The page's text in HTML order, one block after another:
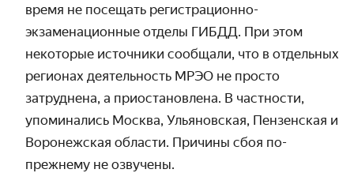
время не посещать регистрационно-
экзаменационные отделы ГИБДД. При этом
некоторые источники сообщали, что в отдельных
регионах деятельность МРЭО не просто
затруднена, а приостановлена. В частности,
упоминались Москва, Ульяновская, Пензенская и
Воронежская области. Причины сбоя по-
прежнему не озвучены.